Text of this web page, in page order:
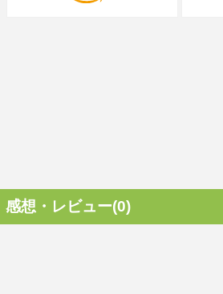
感想・レビュー(0)